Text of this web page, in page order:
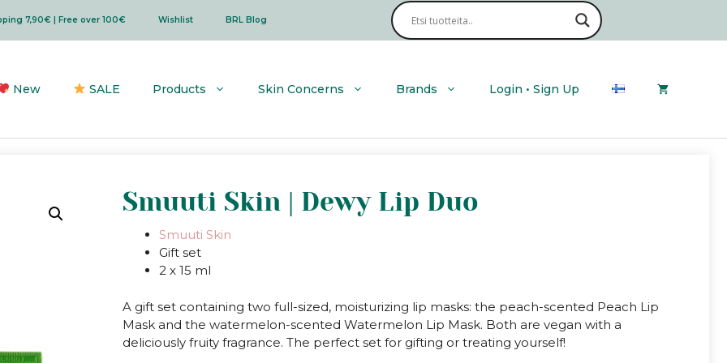
7,90€ | Free over 100€ Wishlist BRL Blog
New SALE Products Skin Concerns Brands Login • Sign Up
Smuuti Skin | Dewy Lip Duo
Smuuti Skin
Gift set
2 x 15 ml
A gift set containing two full-sized, moisturizing lip masks: the peach-scented Peach Lip
Mask and the watermelon-scented Watermelon Lip Mask. Both are vegan with a
deliciously fruity fragrance. The perfect set for gifting or treating yourself!